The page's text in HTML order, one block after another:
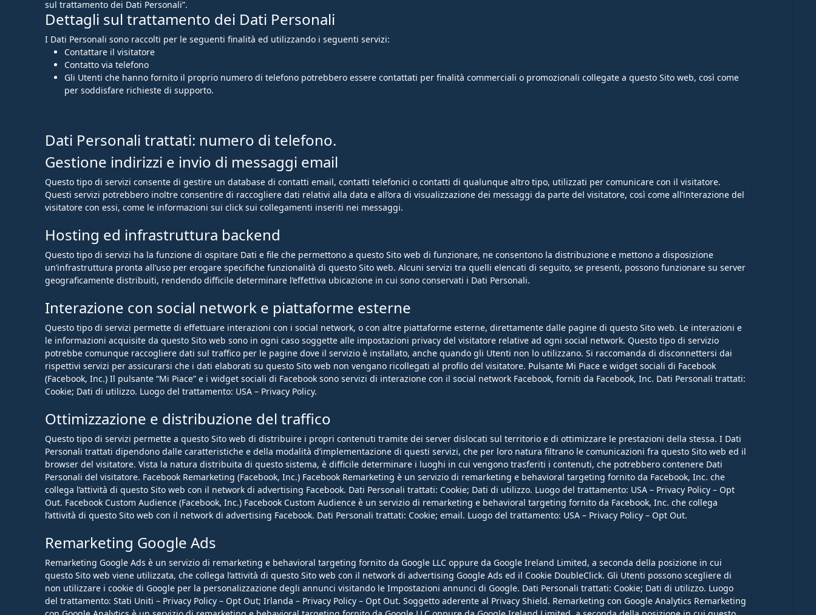
sul trattamento dei Dati Personali”.
Dettagli sul trattamento dei Dati Personali
I Dati Personali sono raccolti per le seguenti finalità ed utilizzando i seguenti servizi:
Contattare il visitatore
Contatto via telefono
Gli Utenti che hanno fornito il proprio numero di telefono potrebbero essere contattati per finalità commerciali o promozionali collegate a questo Sito web, così come
per soddisfare richieste di supporto.
Dati Personali trattati: numero di telefono.
Gestione indirizzi e invio di messaggi email
Questo tipo di servizi consente di gestire un database di contatti email, contatti telefonici o contatti di qualunque altro tipo, utilizzati per comunicare con il visitatore.
Questi servizi potrebbero inoltre consentire di raccogliere dati relativi alla data e all’ora di visualizzazione dei messaggi da parte del visitatore, così come all’interazione del
visitatore con essi, come le informazioni sui click sui collegamenti inseriti nei messaggi.
Hosting ed infrastruttura backend
Questo tipo di servizi ha la funzione di ospitare Dati e file che permettono a questo Sito web di funzionare, ne consentono la distribuzione e mettono a disposizione
un’infrastruttura pronta all’uso per erogare specifiche funzionalità di questo Sito web. Alcuni servizi tra quelli elencati di seguito, se presenti, possono funzionare su server
geograficamente distribuiti, rendendo difficile determinare l’effettiva ubicazione in cui sono conservati i Dati Personali.
Interazione con social network e piattaforme esterne
Questo tipo di servizi permette di effettuare interazioni con i social network, o con altre piattaforme esterne, direttamente dalle pagine di questo Sito web. Le interazioni e
le informazioni acquisite da questo Sito web sono in ogni caso soggette alle impostazioni privacy del visitatore relative ad ogni social network. Questo tipo di servizio
potrebbe comunque raccogliere dati sul traffico per le pagine dove il servizio è installato, anche quando gli Utenti non lo utilizzano. Si raccomanda di disconnettersi dai
rispettivi servizi per assicurarsi che i dati elaborati su questo Sito web non vengano ricollegati al profilo del visitatore. Pulsante Mi Piace e widget sociali di Facebook
(Facebook, Inc.) Il pulsante “Mi Piace” e i widget sociali di Facebook sono servizi di interazione con il social network Facebook, forniti da Facebook, Inc. Dati Personali trattati:
Cookie; Dati di utilizzo. Luogo del trattamento: USA – Privacy Policy.
Ottimizzazione e distribuzione del traffico
Questo tipo di servizi permette a questo Sito web di distribuire i propri contenuti tramite dei server dislocati sul territorio e di ottimizzare le prestazioni della stessa. I Dati
Personali trattati dipendono dalle caratteristiche e della modalità d’implementazione di questi servizi, che per loro natura filtrano le comunicazioni fra questo Sito web ed il
browser del visitatore. Vista la natura distribuita di questo sistema, è difficile determinare i luoghi in cui vengono trasferiti i contenuti, che potrebbero contenere Dati
Personali del visitatore. Facebook Remarketing (Facebook, Inc.) Facebook Remarketing è un servizio di remarketing e behavioral targeting fornito da Facebook, Inc. che
collega l’attività di questo Sito web con il network di advertising Facebook. Dati Personali trattati: Cookie; Dati di utilizzo. Luogo del trattamento: USA – Privacy Policy – Opt
Out. Facebook Custom Audience (Facebook, Inc.) Facebook Custom Audience è un servizio di remarketing e behavioral targeting fornito da Facebook, Inc. che collega
l’attività di questo Sito web con il network di advertising Facebook. Dati Personali trattati: Cookie; email. Luogo del trattamento: USA – Privacy Policy – Opt Out.
Remarketing Google Ads
Remarketing Google Ads è un servizio di remarketing e behavioral targeting fornito da Google LLC oppure da Google Ireland Limited, a seconda della posizione in cui
questo Sito web viene utilizzata, che collega l’attività di questo Sito web con il network di advertising Google Ads ed il Cookie DoubleClick. Gli Utenti possono scegliere di
non utilizzare i cookie di Google per la personalizzazione degli annunci visitando le Impostazioni annunci di Google. Dati Personali trattati: Cookie; Dati di utilizzo. Luogo
del trattamento: Stati Uniti – Privacy Policy – Opt Out; Irlanda – Privacy Policy – Opt Out. Soggetto aderente al Privacy Shield. Remarketing con Google Analytics Remarketing